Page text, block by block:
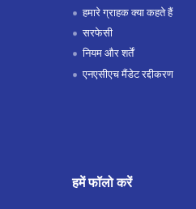
हमारे ग्राहक क्या कहते हैं
सरफेसी
नियम और शर्तें
एनएसीएच मैंडेट रद्दीकरण
हमें फॉलो करें